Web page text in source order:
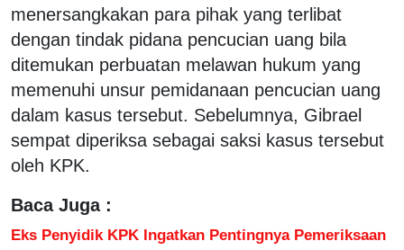
menersangkakan para pihak yang terlibat
dengan tindak pidana pencucian uang bila
ditemukan perbuatan melawan hukum yang
memenuhi unsur pemidanaan pencucian uang
dalam kasus tersebut. Sebelumnya, Gibrael
sempat diperiksa sebagai saksi kasus tersebut
oleh KPK.
Baca Juga :
Eks Penyidik KPK Ingatkan Pentingnya Pemeriksaan